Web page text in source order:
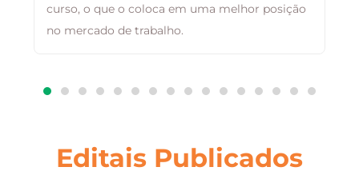
curso, o que o coloca em uma melhor posição
no mercado de trabalho.
Editais Publicados